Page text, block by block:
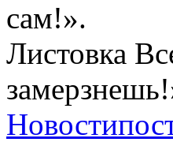
сам!».
Листовка
Новости